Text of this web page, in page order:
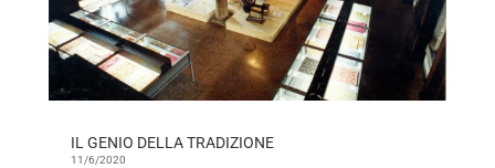
IL GENIO DELLA TRADIZIONE
11/6/2020